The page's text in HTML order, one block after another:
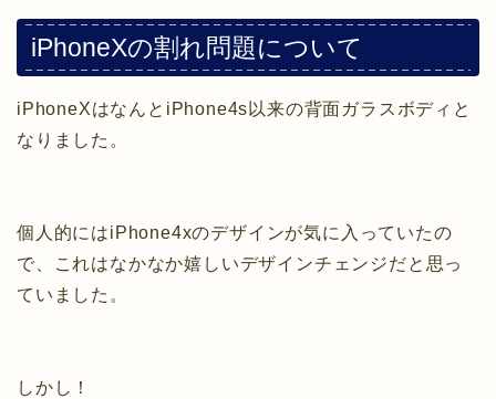
iPhoneXの割れ問題について
iPhoneXはなんとiPhone4s以来の背面ガラスボディと
なりました。
個人的にはiPhone4xのデザインが気に入っていたの
で、これはなかなか嬉しいデザインチェンジだと思っ
ていました。
しかし！